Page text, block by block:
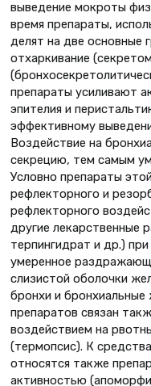
выведение мокроты
время препараты,
делят на две основные
отхаркивание
препараты усиливают
эпителия и
эффективному
Воздействие на
секрецию, тем самым
Условно препараты
рефлекторного и
рефлекторного
другие лекарственные
терпингидрат и др.)
умеренное
слизистой оболочки
бронхи и
препаратов связан
воздействием на
(термопсис). К
относятся также
активностью